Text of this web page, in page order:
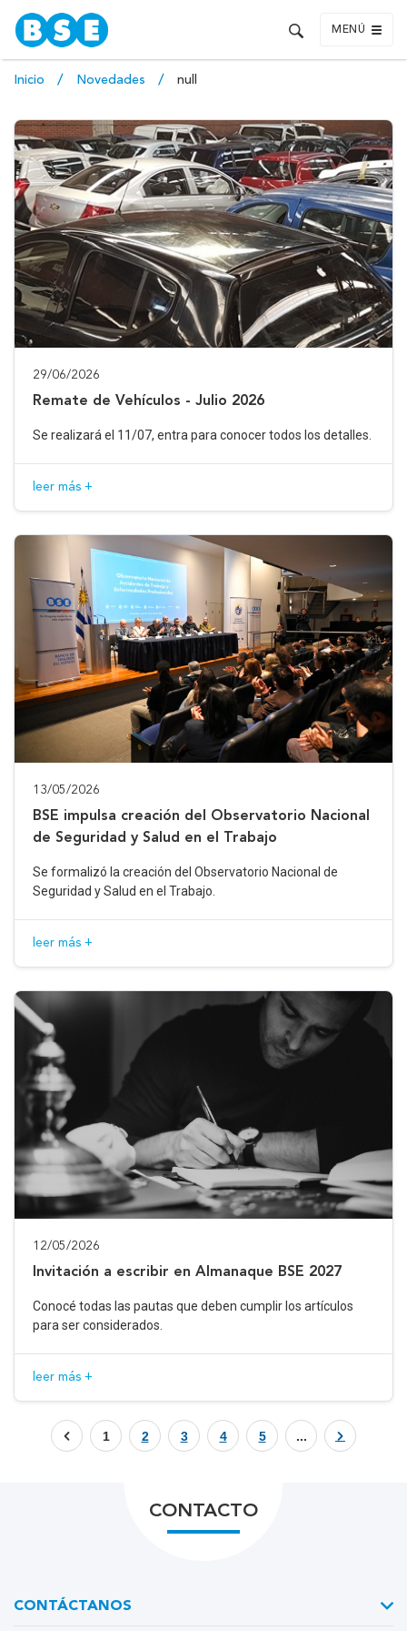
MENÚ
Inicio Novedades null
29/06/2026
Remate de Vehículos - Julio 2026
Se realizará el 11/07, entra para conocer todos los detalles.
leer más +
13/05/2026
BSE impulsa creación del Observatorio Nacional
de Seguridad y Salud en el Trabajo
Se formalizó la creación del Observatorio Nacional de
Seguridad y Salud en el Trabajo.
leer más +
12/05/2026
Invitación a escribir en Almanaque BSE 2027
Conocé todas las pautas que deben cumplir los artículos
para ser considerados.
leer más +
1 2 3 4 5 ...
CONTACTO
CONTÁCTANOS